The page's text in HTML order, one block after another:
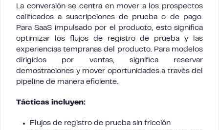
La conversión se centra en mover a los prospectos
calificados a suscripciones de prueba o de pago.
Para SaaS impulsado por el producto, esto significa
optimizar los flujos de registro de prueba y las
experiencias tempranas del producto. Para modelos
dirigidos por ventas, significa reservar
demostraciones y mover oportunidades a través del
pipeline de manera eficiente.
Tácticas incluyen:
Flujos de registro de prueba sin fricción